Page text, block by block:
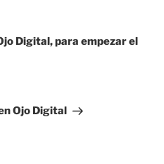
Digital, para empezar el
Ojo Digital